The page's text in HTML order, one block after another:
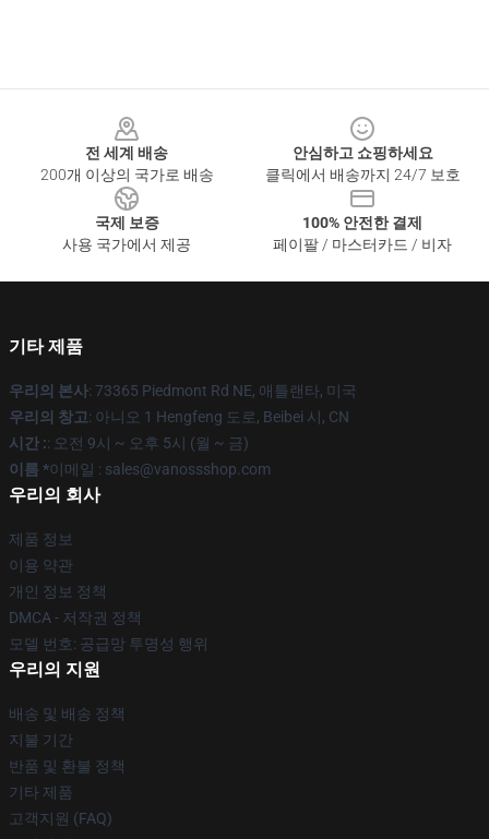
전 세계 배송
200개 이상의 국가로 배송
안심하고 쇼핑하세요
클릭에서 배송까지 24/7 보호
국제 보증
사용 국가에서 제공
100% 안전한 결제
페이팔 / 마스터카드 / 비자
기타 제품
우리의 본사: 73365 Piedmont Rd NE, 애틀랜타, 미국
우리의 창고: 아니오 1 Hengfeng 도로, Beibei 시, CN
시간 :: 오전 9시 ~ 오후 5시 (월 ~ 금)
이름 *이메일 : sales@vanossshop.com
우리의 회사
제품 정보
이용 약관
개인 정보 정책
DMCA - 저작권 정책
모델 번호: 공급망 투명성 행위
우리의 지원
배송 및 배송 정책
지불 기간
반품 및 환불 정책
기타 제품
고객지원 (FAQ)